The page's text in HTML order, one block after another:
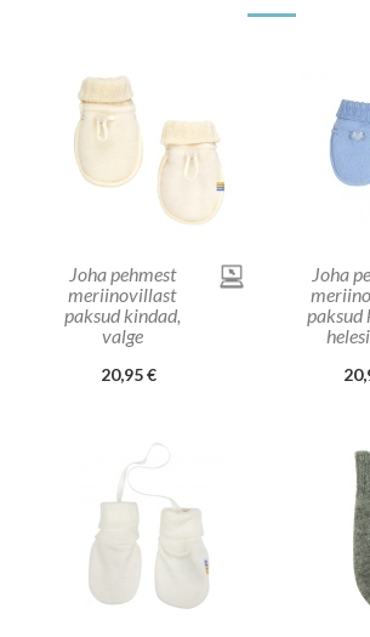
Joha pehmest
meriinovillast
paksud kindad,
valge
20,95 €
Joha
paksud